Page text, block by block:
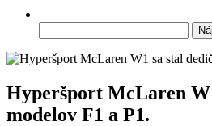
Hyperšport McLaren
modelov F1 a P1.